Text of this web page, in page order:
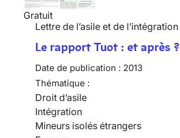
Gratuit
Lettre de l’asile et de l’intégration
Le rapport Tuot : et après ?
Date de publication : 2013
Thématique :
Droit d’asile
Intégration
Mineurs isolés étrangers